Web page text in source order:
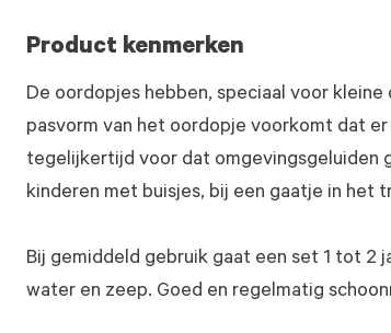
Product kenmerken
De oordopjes hebben, speciaal voor
pasvorm van het oordopje voorkomt dat
tegelijkertijd voor dat omgevingsgeluiden
kinderen met buisjes, bij een gaatje in het
Bij gemiddeld gebruik gaat een set 1 tot 2
water en zeep. Goed en regelmatig